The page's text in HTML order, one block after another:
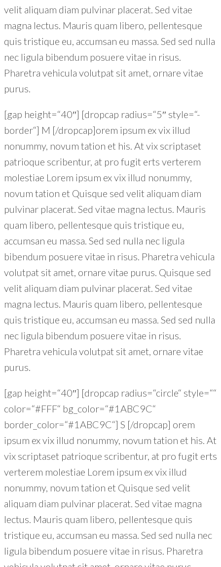
velit aliquam diam pulvinar placerat. Sed vitae
magna lectus. Mauris quam libero, pellentesque
quis tristique eu, accumsan eu massa. Sed sed nulla
nec ligula bibendum posuere vitae in risus.
Pharetra vehicula volutpat sit amet, ornare vitae
purus.
[gap height=“40″] [dropcap radius=“5″ style=“-
border“] M [/dropcap]orem ipsum ex vix illud
nonummy, novum tation et his. At vix scriptaset
patrioque scribentur, at pro fugit erts verterem
molestiae Lorem ipsum ex vix illud nonummy,
novum tation et Quisque sed velit aliquam diam
pulvinar placerat. Sed vitae magna lectus. Mauris
quam libero, pellentesque quis tristique eu,
accumsan eu massa. Sed sed nulla nec ligula
bibendum posuere vitae in risus. Pharetra vehicula
volutpat sit amet, ornare vitae purus. Quisque sed
velit aliquam diam pulvinar placerat. Sed vitae
magna lectus. Mauris quam libero, pellentesque
quis tristique eu, accumsan eu massa. Sed sed nulla
nec ligula bibendum posuere vitae in risus.
Pharetra vehicula volutpat sit amet, ornare vitae
purus.
[gap height=“40″] [dropcap radius=“circle“ style=““
color=“#FFF“ bg_color=“#1ABC9C“
border_color=“#1ABC9C“] S [/dropcap] orem
ipsum ex vix illud nonummy, novum tation et his. At
vix scriptaset patrioque scribentur, at pro fugit erts
verterem molestiae Lorem ipsum ex vix illud
nonummy, novum tation et Quisque sed velit
aliquam diam pulvinar placerat. Sed vitae magna
lectus. Mauris quam libero, pellentesque quis
tristique eu, accumsan eu massa. Sed sed nulla nec
ligula bibendum posuere vitae in risus. Pharetra